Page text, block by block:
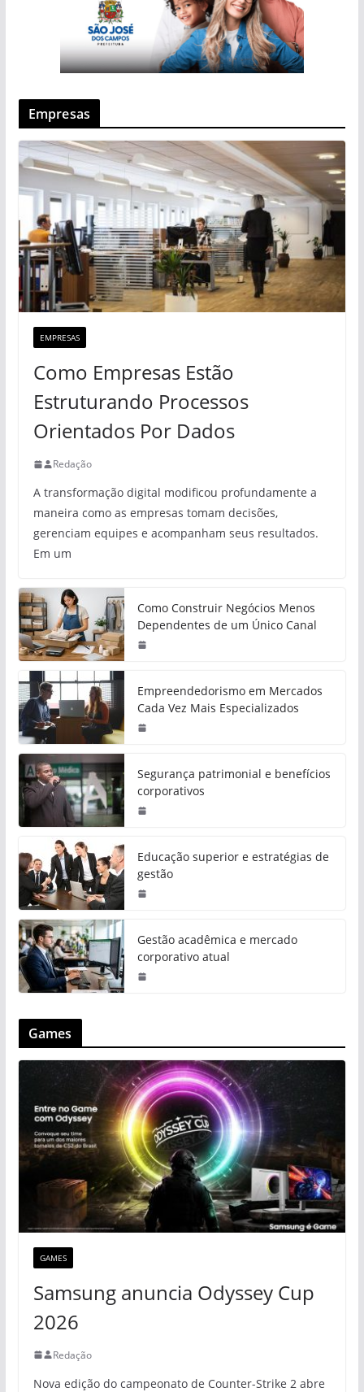
Empresas
EMPRESAS
Como Empresas Estão
Estruturando Processos
Orientados Por Dados
Redação
A transformação digital modificou profundamente a
maneira como as empresas tomam decisões,
gerenciam equipes e acompanham seus resultados.
Em um
Como Construir Negócios Menos
Dependentes de um Único Canal
Empreendedorismo em Mercados
Cada Vez Mais Especializados
Segurança patrimonial e benefícios
corporativos
Educação superior e estratégias de
gestão
Gestão acadêmica e mercado
corporativo atual
Games
GAMES
Samsung anuncia Odyssey Cup
2026
Redação
Nova edição do campeonato de Counter-Strike 2 abre